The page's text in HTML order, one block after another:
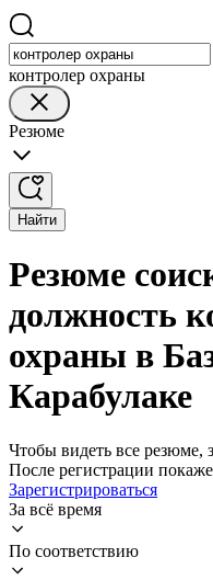
контролер охраны
Резюме
Найти
Резюме
должность
охраны в
Карабулаке
Чтобы видеть все резюме,
После регистрации
Зарегистрироваться
За всё время
По соответствию